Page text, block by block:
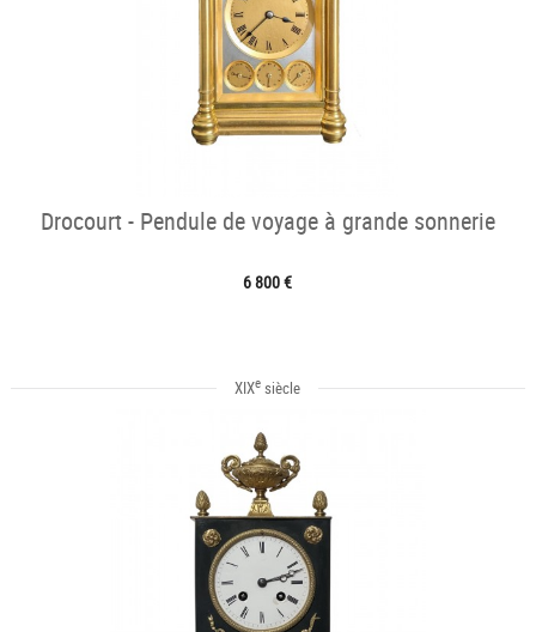
Drocourt - Pendule de voyage à grande sonnerie
6 800 €
XIXe siècle